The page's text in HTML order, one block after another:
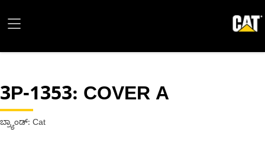
3P-1353: COVER A
ಬ್ರ್ಯಾಂಡ್: Cat